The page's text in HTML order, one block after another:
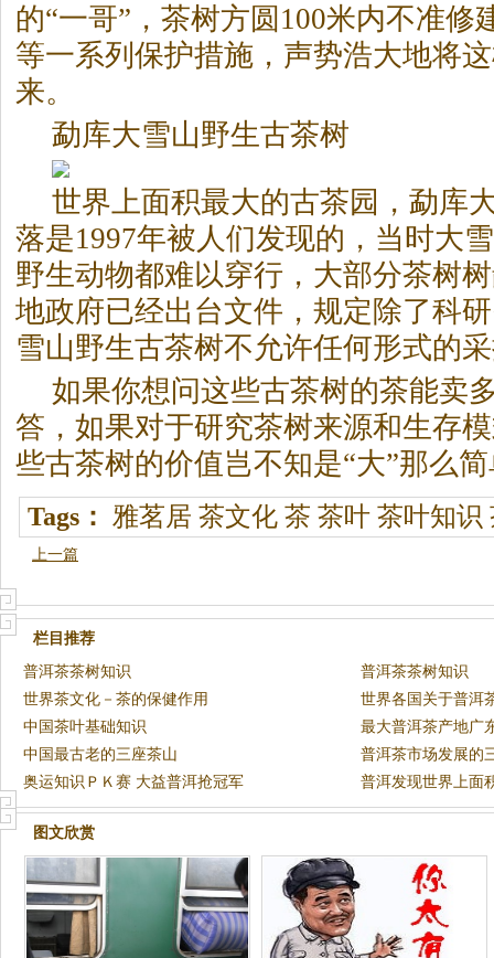
的“一哥”，茶树方圆100米内不准修
等一系列保护措施，声势浩大地将
来。
勐库大雪山野生古茶树
世界上面积最大的古茶园，勐库
落是1997年被人们发现的，当时大
野生动物都难以穿行，大部分茶树
地政府已经出台文件，规定除了科
雪山野生古茶树不允许任何形式的
如果你想问这些古茶树的茶能卖
答，如果对于研究茶树来源和生存
些古茶树的价值岂不知是“大”那么
Tags： 雅茗居 茶文化 茶 茶叶 茶叶知识
上一篇
栏目推荐
普洱茶茶树知识
普洱茶茶树知识
世界茶文化－茶的保健作用
世界各国关于普洱
中国茶叶基础知识
最大普洱茶产地广
中国最古老的三座茶山
普洱茶市场发展的
奥运知识ＰＫ赛 大益普洱抢冠军
普洱发现世界上面
图文欣赏